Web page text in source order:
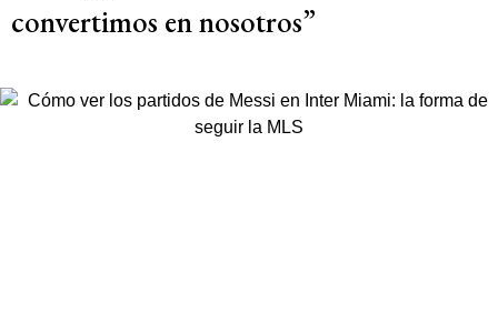
convertimos en nosotros”